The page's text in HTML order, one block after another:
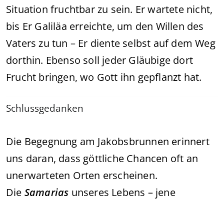
Situation fruchtbar zu sein. Er wartete nicht,
bis Er Galiläa erreichte, um den Willen des
Vaters zu tun – Er diente selbst auf dem Weg
dorthin. Ebenso soll jeder Gläubige dort
Frucht bringen, wo Gott ihn gepflanzt hat.
Schlussgedanken
Die Begegnung am Jakobsbrunnen erinnert
uns daran, dass göttliche Chancen oft an
unerwarteten Orten erscheinen.
Die Samarias unseres Lebens – jene